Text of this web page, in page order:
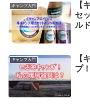
キャンプ入門
【
セ
ル
キャンプ入門
【
プ